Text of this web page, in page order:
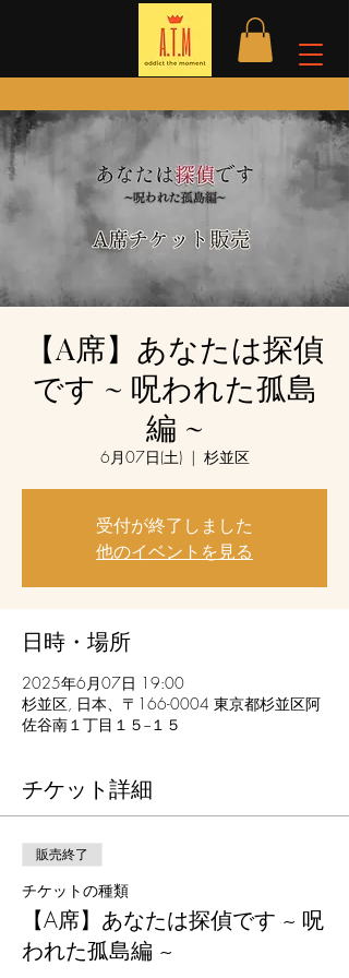
【A席】あなたは探偵
です ~ 呪われた孤島
編 ~
6月07日(土)
  |
杉並区
受付が終了しました
他のイベントを見る
日時・場所
2025年6月07日 19:00
杉並区, 日本、〒166-0004 東京都杉並区阿
佐谷南１丁目１５−１５
チケット詳細
販売終了
チケットの種類
【A席】あなたは探偵です ~ 呪
われた孤島編 ~